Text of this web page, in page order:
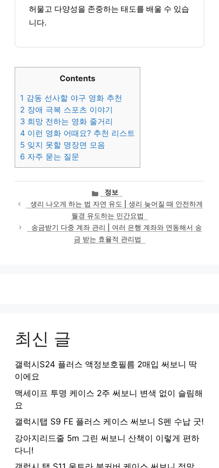
허물고 다양성을 존중하는 태도를 배울 수 있습
니다.
Contents
1 감동 선사할 야구 영화 추천
2 장애 극복 스포츠 이야기
3 희망 전하는 영화 줄거리
4 이런 영화 어때요? 추천 리스트
5 잊지 못할 명장면 모음
6 자주 묻는 질문
카
테
고
리
정보
생리 나오게 하는 법 자연 유도 | 생리 늦어질 때 안전하게
월경 유도하는 민간요법
송금받기 다중 계좌 관리 | 여러 은행 계좌와 연동해서 송
금 받는 효율적 관리법
최신 글
갤럭시S24 플러스 액정보호필름 2매입 써보니 딱
이에요
맥세이프 투명 케이스 2주 써보니 변색 없이 슬림해
요
갤럭시탭 S9 FE 플러스 케이스 써보니 S펜 수납 굿!
강아지리드줄 5m 그린 써보니 산책이 이렇게 편하
다니!